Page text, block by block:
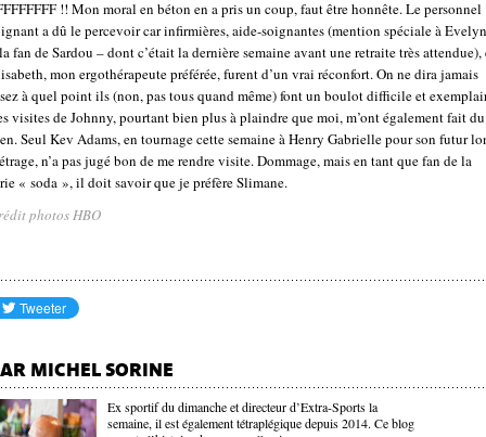
!! Mon moral en béton en a pris un coup, faut être honnête. Le personnel
a dû le percevoir car infirmières, aide-soignantes (mention spéciale à
fan de Sardou – dont c’était la dernière semaine avant une retraite très attendue),
mon ergothérapeute préférée, furent d’un vrai réconfort. On ne dira jamais
à quel point ils (non, pas tous quand même) font un boulot difficile et
visites de Johnny, pourtant bien plus à plaindre que moi, m’ont également fait du
Seul Kev Adams, en tournage cette semaine à Henry Gabrielle pour son futur
n’a pas jugé bon de me rendre visite. Dommage, mais en tant que fan de la
« soda », il doit savoir que je préfère Slimane.
photos HBO
MICHEL SORINE
Ex sportif du dimanche et directeur d’Extra-Sports la
semaine, il est également tétraplégique depuis 2014. Ce blog